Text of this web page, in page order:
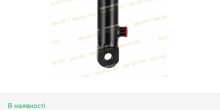
В наявності